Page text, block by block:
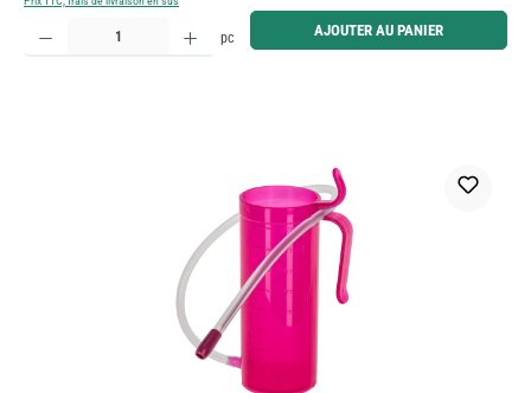
Quantité de produit : Entrez la quantité souhaitée ou utilisez les boutons pour augmenter ou
pc AJOUTER AU PANIER